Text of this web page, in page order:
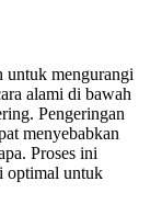
untuk mengurangi
alami di bawah
Pengeringan
menyebabkan
Proses ini
optimal untuk